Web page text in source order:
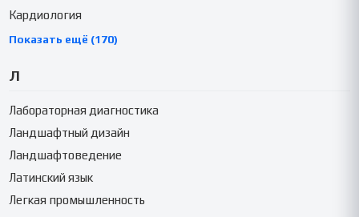
Кардиология
Показать ещё (170)
Л
Лабораторная диагностика
Ландшафтный дизайн
Ландшафтоведение
Латинский язык
Легкая промышленность